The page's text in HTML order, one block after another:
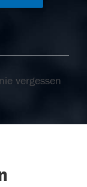
vergessen